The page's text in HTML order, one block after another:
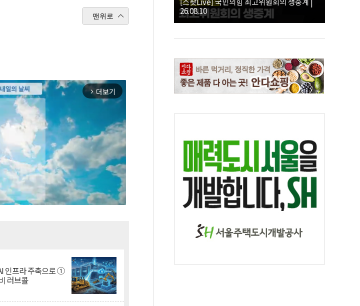
맨위로
arrow_forward_ios 더보기
인프라 주축으로 ①
러브콜
26.08.10